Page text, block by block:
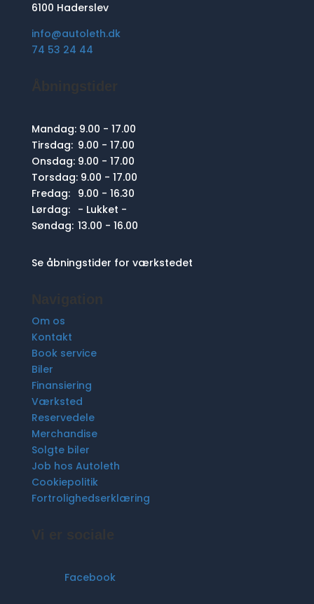
6100 Haderslev
info@autoleth.dk
74 53 24 44
Mandag:9.00 - 17.00
Tirsdag: 9.00 - 17.00
Onsdag:9.00 - 17.00
Torsdag:9.00 - 17.00
Fredag:
9.00 - 16.30
Lørdag:
- Lukket -
Søndag: 13.00 - 16.00
Se åbningstider for værkstedet
Om os
Kontakt
Book service
Biler
Finansiering
Værksted
Reservedele
Merchandise
Solgte biler
Job hos Autoleth
Cookiepolitik
Fortrolighedserklæring
Facebook